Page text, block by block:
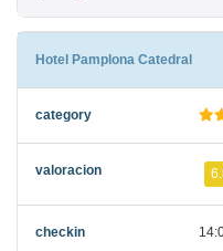
Hotel Pamplona Catedral